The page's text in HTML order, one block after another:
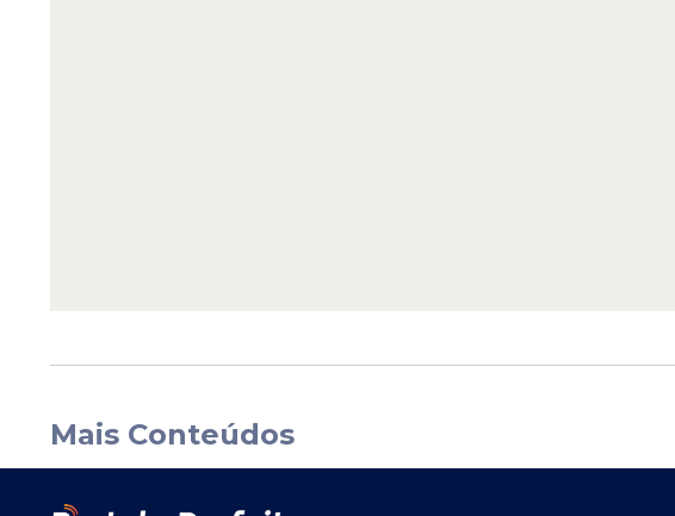
Mais Conteúdos